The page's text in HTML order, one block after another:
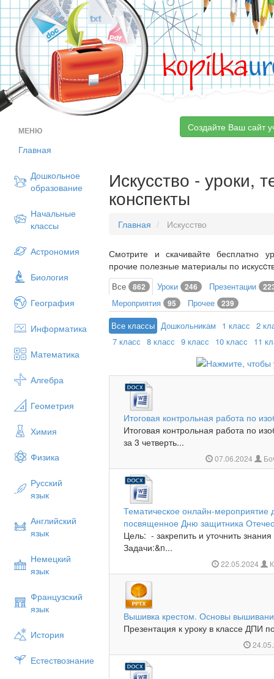
kopilka
МЕНЮ
Главная
Дошкольное
образование
Начальные
классы
Астрономия
Биология
География
Информатика
Математика
Алгебра
Геометрия
Химия
Физика
Русский
язык
Английский
язык
Немецкий
язык
Французский
язык
История
Естествознание
Создайте Ваш сайт
Искусство - уроки,
конспекты
Главная Искусство
Смотрите и скачивайте бесплатно
прочие полезные материалы по
Все 862 Уроки 246 Презентации
Мероприятия 95 Прочее 239
Все классы Дошкольникам 1 класс 2
7 класс 8 класс 9 класс 10 класс 11
Итоговая контрольная работа по
Итоговая контрольная работа по
за 3 четверть...
07.06.2024
Тематическое онлайн-мероприятие
посвященное Дню защитника
Цель: - закрепить и уточнить
Задачи:&n...
22.05.2024
Вышивка крестом. Основы
Презентация к уроку в классе ДПИ